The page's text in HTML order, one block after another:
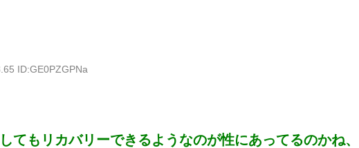
ID:GE0PZGPNa
てもリカバリーできるようなのが性にあってるのかね、